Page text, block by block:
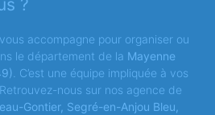
?
vous accompagne pour organiser ou
le département de la Mayenne
. C’est une équipe impliquée à vos
nous sur nos agence de
Gontier, Segré-en-Anjou Bleu,